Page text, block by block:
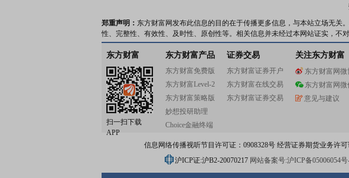
郑重声明： 东方财富网发布此信息的目的在于传播更多信息，与本站立场无
性、完整性、有效性、及时性、原创性等。相关信息并未经过本网站证实，不
东方财富
扫一扫下载
APP
东方财富产品
东方财富免费版
东方财富Level-2
东方财富策略版
妙想投研助理
Choice金融终端
证券交易
东方财富证券开户
东方财富在线交易
东方财富证券交易
关注东方财富
东方财富网微
东方财富网微
意见与建议
信息网络传播视听节目许可证：0908328号 经营证券期货业务许可
沪ICP证:沪B2-20070217 网站备案号:沪ICP备05006054号